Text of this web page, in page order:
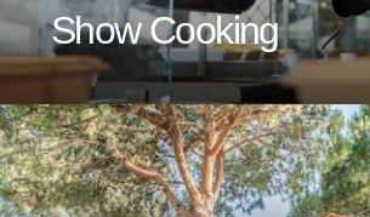
Show Cooking